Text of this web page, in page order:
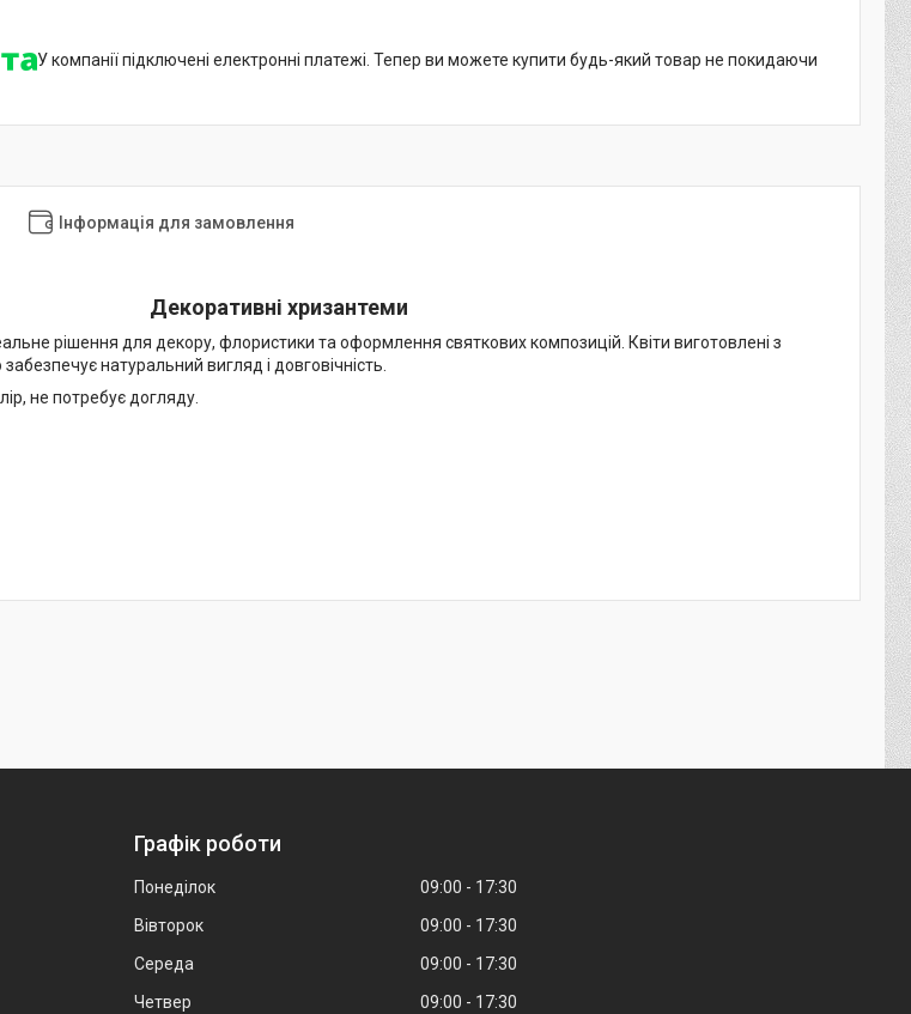
У компанії підключені електронні платежі. Тепер ви можете купити будь-який товар не покидаючи
Інформація для замовлення
Декоративні хризантеми
рішення для декору, флористики та оформлення святкових композицій. Квіти виготовлені з
натуральний вигляд і довговічність.
не потребує догляду.
Графік роботи
Понеділок 09:00
17:30
Вівторок
09:00
17:30
Середа
09:00
17:30
Четвер
09:00
17:30